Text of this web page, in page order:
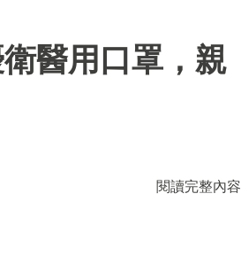
醫用口罩，親
閱讀完整內容